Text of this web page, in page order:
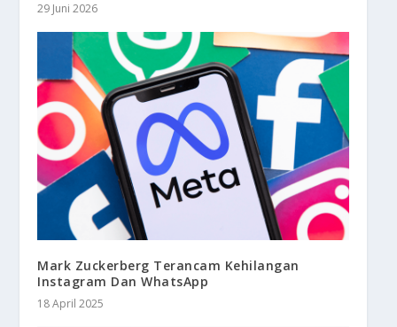
29 Juni 2026
Mark Zuckerberg Terancam Kehilangan
Instagram Dan WhatsApp
18 April 2025